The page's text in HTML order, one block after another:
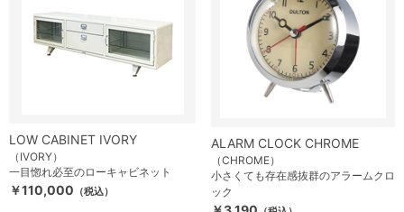
LOW CABINET IVORY
（IVORY）
一目惚れ必至のローキャビネット
￥110,000 （税込）
ALARM CLOCK CHROME
（CHROME）
小さくても存在感抜群のアラームクロ
ック